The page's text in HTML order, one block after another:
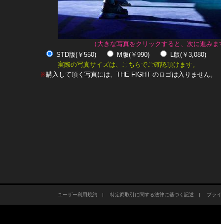
（大きな写真をクリックすると、次に進みま
STD版(￥550)
M版(￥990)
L版(￥3,080)
実際の写真サイズは、こちらでご確認頂けます。
※購入して頂く写真には、THE FIGHT のロゴは入りません。
ユーザー利用規約| 特定商取引に関する法律に基づく記述 | プラ